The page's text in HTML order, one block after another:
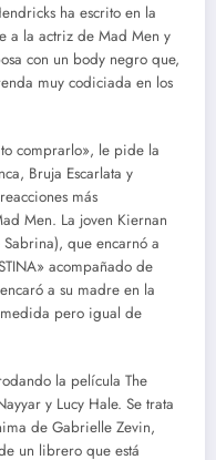
ha escrito en la
a la actriz de Mad Men y
con un body negro que,
muy codiciada en los
comprarlo», le pide la
Bruja Escarlata y
más
Men. La joven Kiernan
Sabrina), que encarnó a
acompañado de
a su madre en la
pero igual de
la película The
y Lucy Hale. Se trata
de Gabrielle Zevin,
un librero que está